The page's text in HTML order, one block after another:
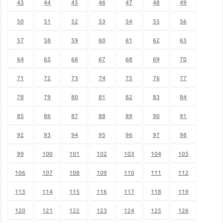
43 44 45 46 47 48 49
50 51 52 53 54 55 56
57 58 59 60 61 62 63
64 65 66 67 68 69 70
71 72 73 74 75 76 77
78 79 80 81 82 83 84
85 86 87 88 89 90 91
92 93 94 95 96 97 98
99 100 101 102 103 104 105
106 107 108 109 110 111 112
113 114 115 116 117 118 119
120 121 122 123 124 125 126